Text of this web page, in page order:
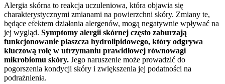
Alergia skórna to reakcja uczuleniowa, która objawia się
charakterystycznymi zmianami na powierzchni skóry. Zmiany te,
będące efektem działania alergenów, mogą negatywnie wpływać na
jej wygląd. Symptomy alergii skórnej często zaburzają
funkcjonowanie płaszcza hydrolipidowego, który odgrywa
kluczową rolę w utrzymaniu prawidłowej równowagi
mikrobiomu skóry. Jego naruszenie może prowadzić do
pogorszenia kondycji skóry i zwiększenia jej podatności na
podrażnienia.